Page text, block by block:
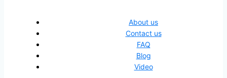
About us
Contact us
FAQ
Blog
Video